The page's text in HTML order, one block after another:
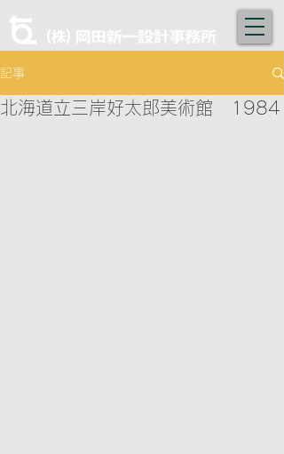
記事
北海道立三岸好太郎美術館 1984